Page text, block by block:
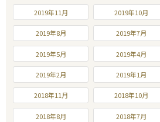
2019年11月 2019年10月
2019年8月 2019年7月
2019年5月 2019年4月
2019年2月 2019年1月
2018年11月 2018年10月
2018年8月 2018年7月